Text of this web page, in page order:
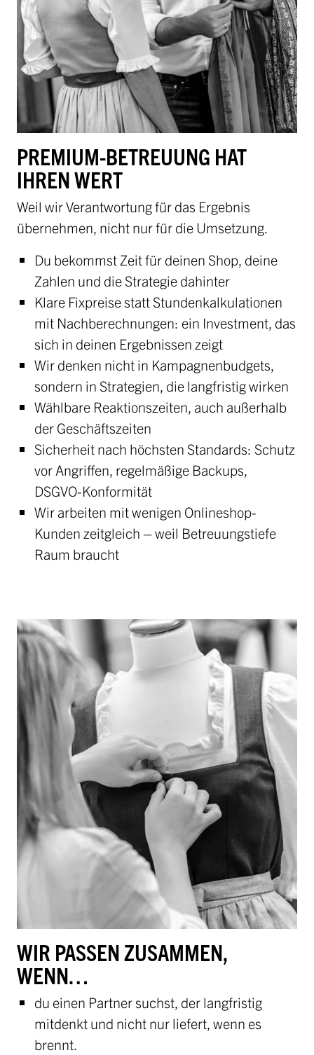
PREMIUM-BETREUUNG HAT
IHREN WERT
Weil wir Verantwortung für das Ergebnis
übernehmen, nicht nur für die Umsetzung.
Du bekommst Zeit für deinen Shop, deine
Zahlen und die Strategie dahinter
Klare Fixpreise statt Stundenkalkulationen
mit Nachberechnungen: ein Investment, das
sich in deinen Ergebnissen zeigt
Wir denken nicht in Kampagnenbudgets,
sondern in Strategien, die langfristig wirken
Wählbare Reaktionszeiten, auch außerhalb
der Geschäftszeiten
Sicherheit nach höchsten Standards: Schutz
vor Angriffen, regelmäßige Backups,
DSGVO-Konformität
Wir arbeiten mit wenigen Onlineshop-
Kunden zeitgleich – weil Betreuungstiefe
Raum braucht
WIR PASSEN ZUSAMMEN,
WENN…
du einen Partner suchst, der langfristig
mitdenkt und nicht nur liefert, wenn es
brennt.